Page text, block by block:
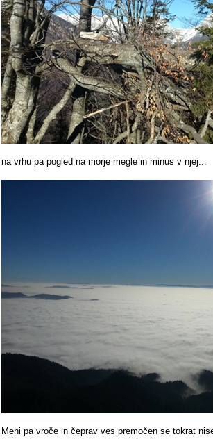
na vrhu pa pogled na morje megle in minus v njej...
Meni pa vroče in čeprav ves premočen se tokrat